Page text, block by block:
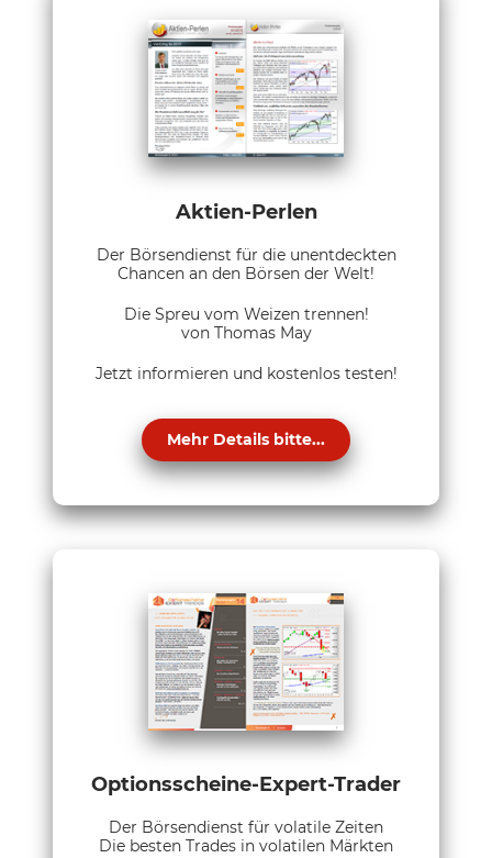
Aktien-Perlen
Der Börsendienst für die unentdeckten
Chancen an den Börsen der Welt!
Die Spreu vom Weizen trennen!
von Thomas May
Jetzt informieren und kostenlos testen!
Mehr Details bitte...
Optionsscheine-Expert-Trader
Der Börsendienst für volatile Zeiten
Die besten Trades in volatilen Märkten